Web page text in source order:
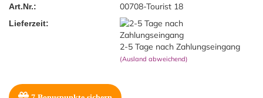
Art.Nr.: 00708-Tourist 18
Lieferzeit:
2-5 Tage nach Zahlungseingang
(Ausland abweichend)